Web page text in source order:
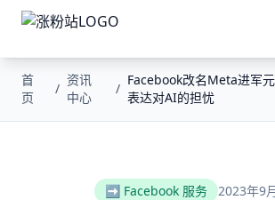
首
页
/
资讯
中心
/
Facebook改名Meta进军
表达对AI的担忧
➡️ Facebook 服务 2023年9